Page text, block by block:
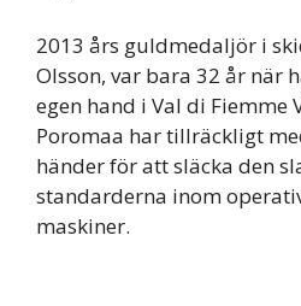
2013 års guldmedaljör i
Olsson, var bara 32 år när
egen hand i Val di Fiemme
Poromaa har tillräckligt
händer för att släcka den
standarderna inom
maskiner.